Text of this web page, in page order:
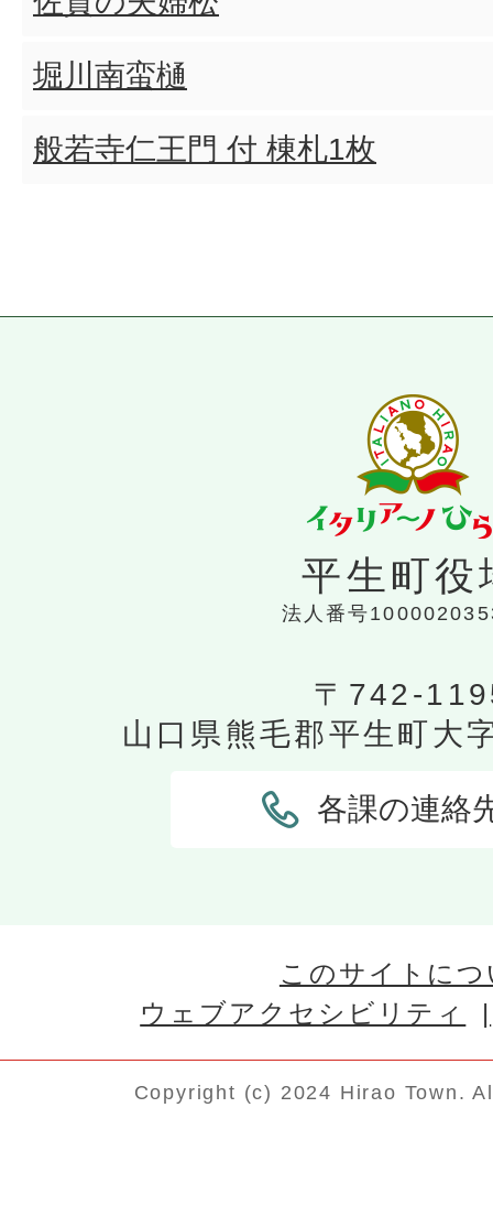
堀川南蛮樋
般若寺仁王門 付 棟札1枚
平生町役
法人番号
〒742-
山口県熊毛郡平生町大
各課の連絡
このサイトに
ウェブアクセシビリティ
Copyright (c) 2024 Hirao Town.